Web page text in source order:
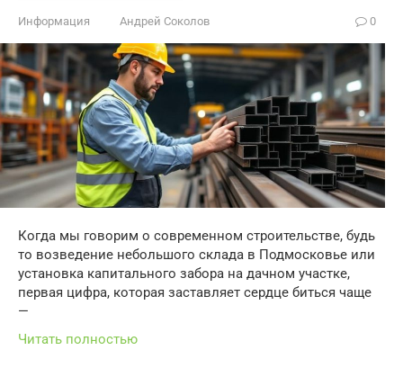
Информация Андрей Соколов 0
Когда мы говорим о современном строительстве, будь
то возведение небольшого склада в Подмосковье или
установка капитального забора на дачном участке,
первая цифра, которая заставляет сердце биться чаще
—
Читать полностью